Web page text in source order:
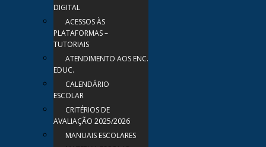
DIGITAL
ACESSOS ÀS
PLATAFORMAS –
TUTORIAIS
ATENDIMENTO AOS ENC.
EDUC.
CALENDÁRIO
ESCOLAR
CRITÉRIOS DE
AVALIAÇÃO 2025/2026
MANUAIS ESCOLARES